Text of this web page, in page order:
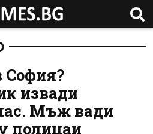
София?
извади
Мъж вади
полицаи